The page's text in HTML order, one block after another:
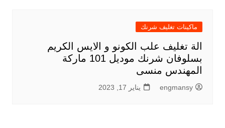
ماكينات تغليف شرنك
الة تغليف علب الكونو و الايس الكريم
بسلوفان شرنك موديل 101 ماركة
المهندس منسى
engmansy يناير 17, 2023